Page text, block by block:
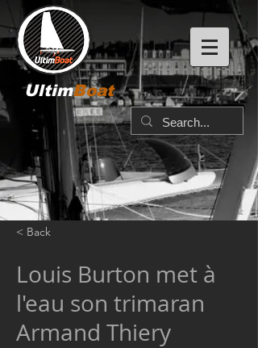
UltimBoat
< Back
Louis Burton met à
l'eau son trimaran
Armand Thiery